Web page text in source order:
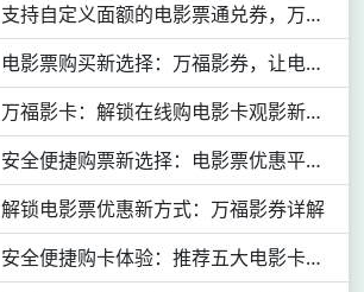
支持自定义面额的电影票通兑券，万福影券等你来领
电影票购买新选择：万福影券，让电影票购买更便捷
万福影卡：解锁在线购电影卡观影新体验
安全便捷购票新选择：电影票优惠平台深度剖析
解锁电影票优惠新方式：万福影券详解
安全便捷购卡体验：推荐五大电影卡平台